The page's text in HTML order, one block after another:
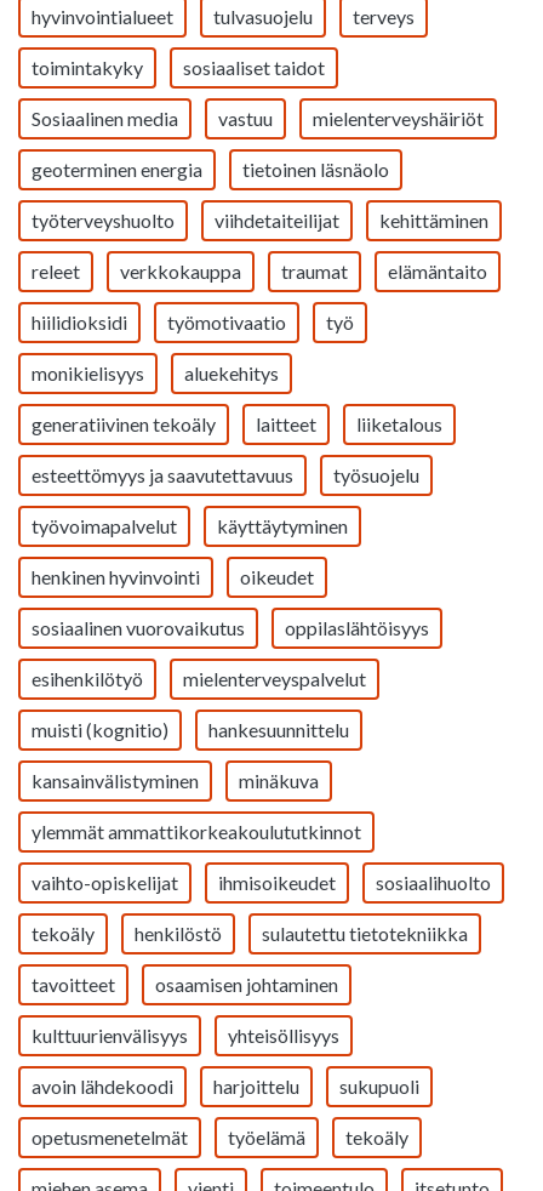
hyvinvointialueet tulvasuojelu terveys
toimintakyky sosiaaliset taidot
Sosiaalinen media vastuu mielenterveyshäiriöt
geoterminen energia tietoinen läsnäolo
työterveyshuolto viihdetaiteilijat kehittäminen
releet verkkokauppa traumat elämäntaito
hiilidioksidi työmotivaatio työ
monikielisyys aluekehitys
generatiivinen tekoäly laitteet liiketalous
esteettömyys ja saavutettavuus työsuojelu
työvoimapalvelut käyttäytyminen
henkinen hyvinvointi oikeudet
sosiaalinen vuorovaikutus oppilaslähtöisyys
esihenkilötyö mielenterveyspalvelut
muisti (kognitio) hankesuunnittelu
kansainvälistyminen minäkuva
ylemmät ammattikorkeakoulututkinnot
vaihto-opiskelijat ihmisoikeudet sosiaalihuolto
tekoäly henkilöstö sulautettu tietotekniikka
tavoitteet osaamisen johtaminen
kulttuurienvälisyys yhteisöllisyys
avoin lähdekoodi harjoittelu sukupuoli
opetusmenetelmät työelämä tekoäly